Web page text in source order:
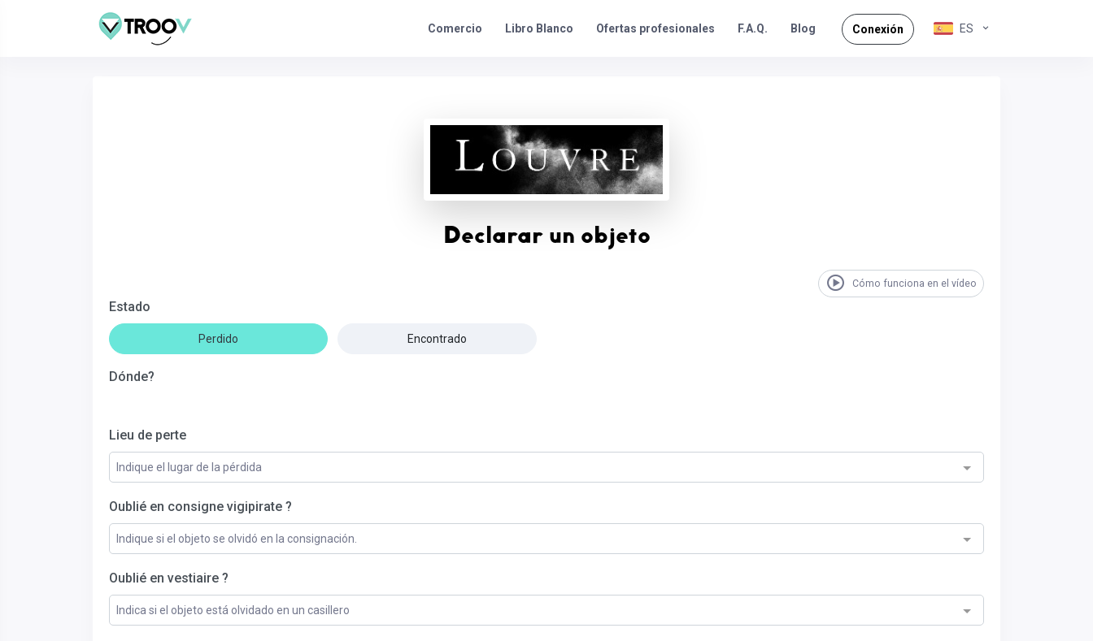
Comercio Libro Blanco Ofertas profesionales F.A.Q. Blog Conexión ES
Declarar un objeto
Cómo funciona en el vídeo
Estado
Perdido Encontrado
Dónde?
Lieu de perte
Indique el lugar de la pérdida
Oublié en consigne vigipirate ?
Indique si el objeto se olvidó en la consignación.
Oublié en vestiaire ?
Indica si el objeto está olvidado en un casillero